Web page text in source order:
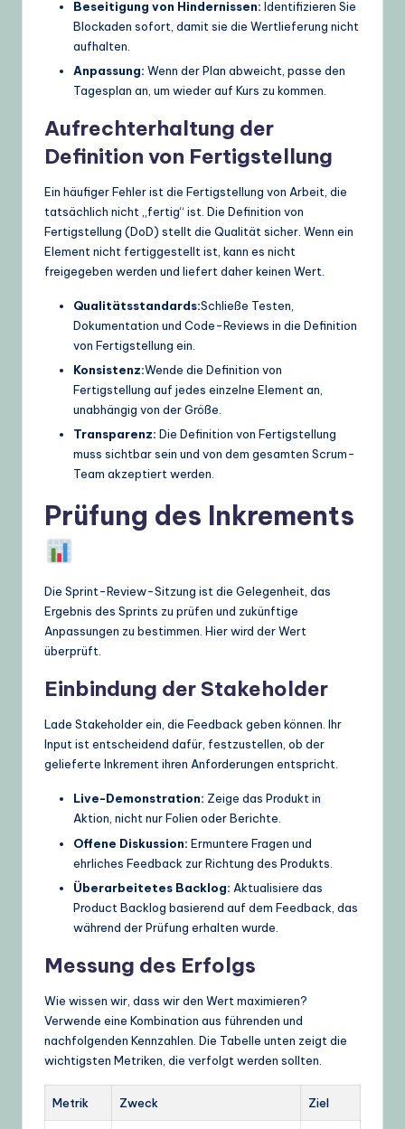
Beseitigung von Hindernissen: Identifizieren Sie
Blockaden sofort, damit sie die Wertlieferung nicht
aufhalten.
Anpassung: Wenn der Plan abweicht, passe den
Tagesplan an, um wieder auf Kurs zu kommen.
Aufrechterhaltung der
Definition von Fertigstellung
Ein häufiger Fehler ist die Fertigstellung von Arbeit, die
tatsächlich nicht „fertig“ ist. Die Definition von
Fertigstellung (DoD) stellt die Qualität sicher. Wenn ein
Element nicht fertiggestellt ist, kann es nicht
freigegeben werden und liefert daher keinen Wert.
Qualitätsstandards:Schließe Testen,
Dokumentation und Code-Reviews in die Definition
von Fertigstellung ein.
Konsistenz:Wende die Definition von
Fertigstellung auf jedes einzelne Element an,
unabhängig von der Größe.
Transparenz: Die Definition von Fertigstellung
muss sichtbar sein und von dem gesamten Scrum-
Team akzeptiert werden.
Prüfung des Inkrements
Die Sprint-Review-Sitzung ist die Gelegenheit, das
Ergebnis des Sprints zu prüfen und zukünftige
Anpassungen zu bestimmen. Hier wird der Wert
überprüft.
Einbindung der Stakeholder
Lade Stakeholder ein, die Feedback geben können. Ihr
Input ist entscheidend dafür, festzustellen, ob der
gelieferte Inkrement ihren Anforderungen entspricht.
Live-Demonstration: Zeige das Produkt in
Aktion, nicht nur Folien oder Berichte.
Offene Diskussion: Ermuntere Fragen und
ehrliches Feedback zur Richtung des Produkts.
Überarbeitetes Backlog: Aktualisiere das
Product Backlog basierend auf dem Feedback, das
während der Prüfung erhalten wurde.
Messung des Erfolgs
Wie wissen wir, dass wir den Wert maximieren?
Verwende eine Kombination aus führenden und
nachfolgenden Kennzahlen. Die Tabelle unten zeigt die
wichtigsten Metriken, die verfolgt werden sollten.
Metrik Zweck Ziel